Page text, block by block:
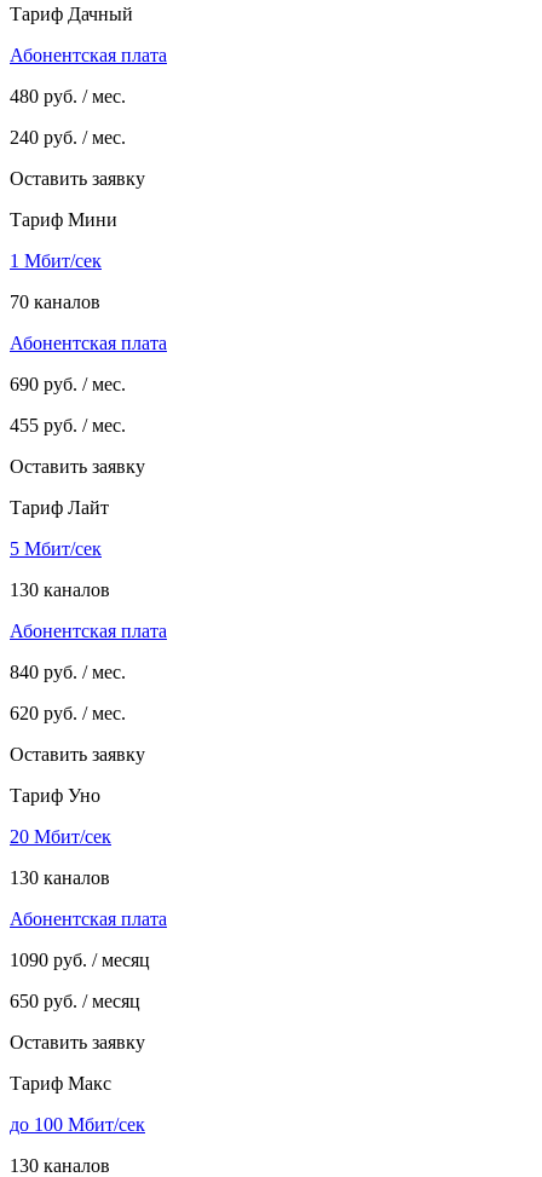
Тариф Дачный
Абонентская плата
480 руб. / мес.
240 руб. / мес.
Оставить заявку
Тариф Мини
1 Мбит/сек
70 каналов
Абонентская плата
690 руб. / мес.
455 руб. / мес.
Оставить заявку
Тариф Лайт
5 Мбит/сек
130 каналов
Абонентская плата
840 руб. / мес.
620 руб. / мес.
Оставить заявку
Тариф Уно
20 Мбит/сек
130 каналов
Абонентская плата
1090 руб. / месяц
650 руб. / месяц
Оставить заявку
Тариф Макс
до 100 Мбит/сек
130 каналов